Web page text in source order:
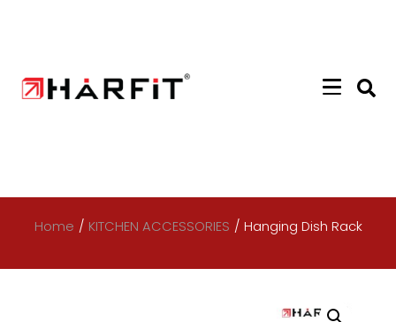
Home / KITCHEN ACCESSORIES / Hanging Dish Rack